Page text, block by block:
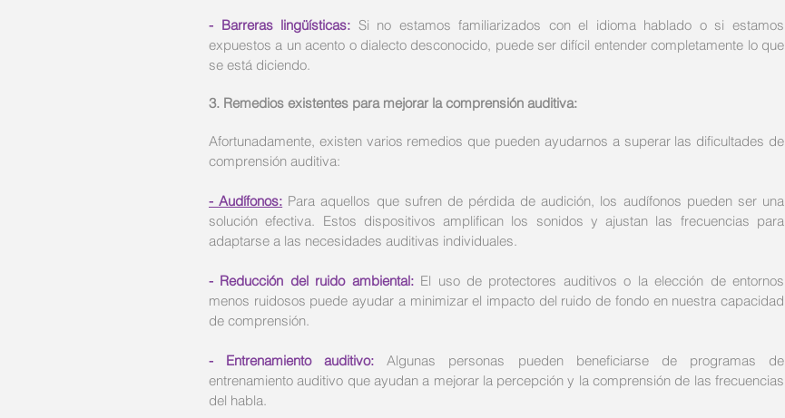
- Barreras lingüísticas: Si no estamos familiarizados con el idioma hablado o si estamos
expuestos a un acento o dialecto desconocido, puede ser difícil entender completamente lo que
se está diciendo.
3. Remedios existentes para mejorar la comprensión auditiva:
Afortunadamente, existen varios remedios que pueden ayudarnos a superar las dificultades de
comprensión auditiva:
- Audífonos: Para aquellos que sufren de pérdida de audición, los audífonos pueden ser una
solución efectiva. Estos dispositivos amplifican los sonidos y ajustan las frecuencias para
adaptarse a las necesidades auditivas individuales.
- Reducción del ruido ambiental: El uso de protectores auditivos o la elección de entornos
menos ruidosos puede ayudar a minimizar el impacto del ruido de fondo en nuestra capacidad
de comprensión.
- Entrenamiento auditivo: Algunas personas pueden beneficiarse de programas de
entrenamiento auditivo que ayudan a mejorar la percepción y la comprensión de las frecuencias
del habla.